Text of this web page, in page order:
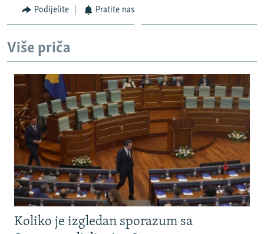
Podijelite Pratite nas
Više priča
Koliko je izgledan sporazum sa